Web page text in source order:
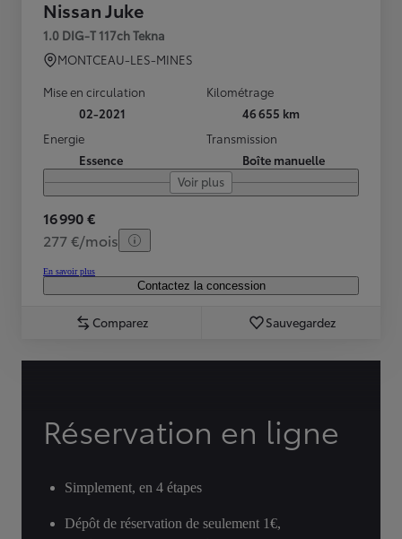
Nissan Juke
1.0 DIG-T 117ch Tekna
MONTCEAU-LES-MINES
Mise en circulation
02-2021
Kilométrage
46 655 km
Energie
Essence
Transmission
Boîte manuelle
Voir plus
16 990 €
277 €/mois
En savoir plus
Contactez la concession
Comparez Sauvegardez
Réservation en ligne
Simplement, en 4 étapes
Dépôt de réservation de seulement 1€,